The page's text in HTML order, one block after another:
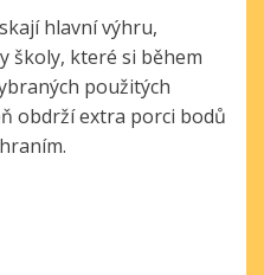
hlavní výhru,
školy, které si během
použitých
obdrží extra porci bodů